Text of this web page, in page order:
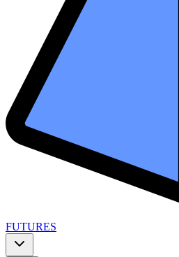
FUTURES